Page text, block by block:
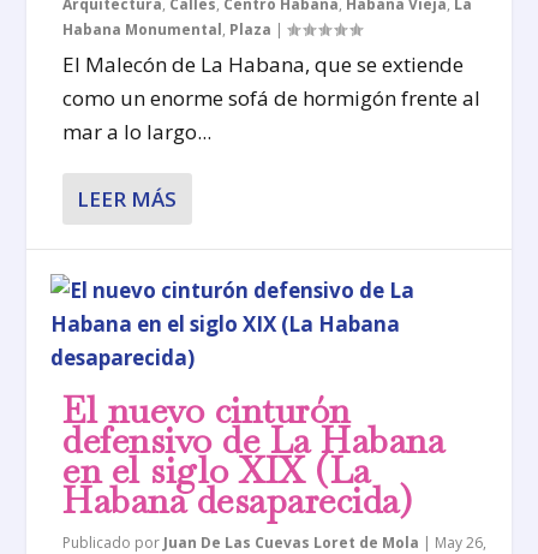
Habana Monumental, Plaza |
El Malecón de La Habana, que se extiende
como un enorme sofá de hormigón frente al
mar a lo largo...
LEER MÁS
El nuevo cinturón
defensivo de La Habana
en el siglo XIX (La
Habana desaparecida)
Publicado por Juan De Las Cuevas Loret de Mola | May 26,